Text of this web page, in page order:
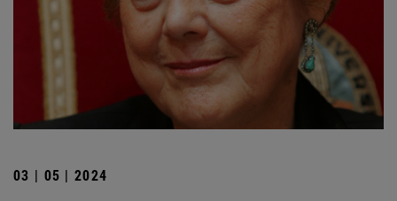
03 | 05 | 2024